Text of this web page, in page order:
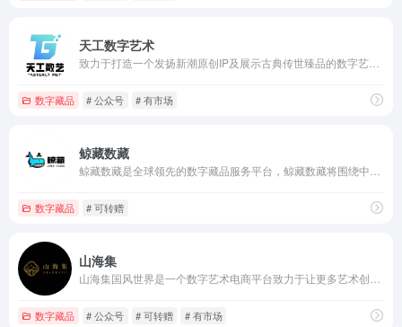
天工数字艺术
数字藏品 # 公众号 # 有市场
鲸藏数藏
数字藏品 # 可转赠
山海集
数字藏品 # 公众号 # 可转赠 # 有市场